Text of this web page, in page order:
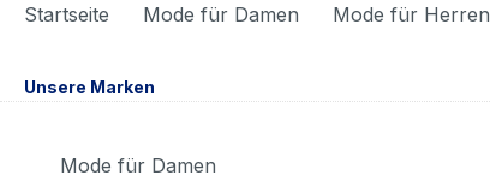
Startseite Mode für Damen Mode für Herren
Unsere Marken
Mode für Damen